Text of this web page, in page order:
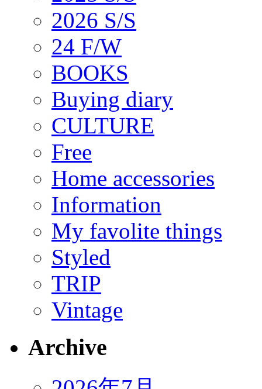
2026 S/S
24 F/W
BOOKS
Buying diary
CULTURE
Free
Home accessories
Information
My favolite things
Styled
TRIP
Vintage
Archive